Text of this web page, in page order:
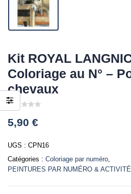
Kit ROYAL
Coloriage au N° –
chevaux
out
of
5,90 €
UGS : CPN16
Catégories : Coloriage par numéro
PEINTURES PAR NUMÉRO &